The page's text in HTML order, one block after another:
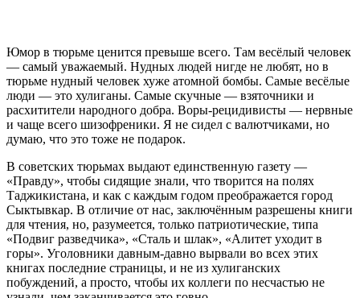
Юмор в тюрьме ценится превыше всего. Там весёлый человек
— самый уважаемый. Нудных людей нигде не любят, но в
тюрьме нудный человек хуже атомной бомбы. Самые весёлые
люди — это хулиганы. Самые скучные — взяточники и
расхитители народного добра. Воры-рецидивисты — нервные
и чаще всего шизофреники. Я не сидел с валютчиками, но
думаю, что это тоже не подарок.
В советских тюрьмах выдают единственную газету —
«Правду», чтобы сидящие знали, что творится на полях
Таджикистана, и как с каждым годом преображается город
Сыктывкар. В отличие от нас, заключённым разрешены книги
для чтения, но, разумеется, только патриотические, типа
«Подвиг разведчика», «Сталь и шлак», «Алитет уходит в
горы». Уголовники давным-давно вырвали во всех этих
книгах последние страницы, и не из хулиганских
побуждений, а просто, чтобы их коллеги по несчастью не